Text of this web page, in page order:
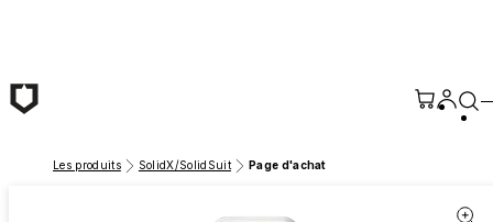
Les produits SolidX/SolidSuit Page d'achat